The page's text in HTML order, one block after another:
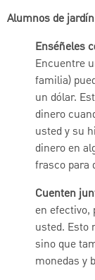
Alumnos de
Enséñeles
Encuentre
familia)
un dólar.
dinero
usted y su
dinero en
frasco para
Cuenten
en efectivo,
usted. Esto
sino que
monedas y